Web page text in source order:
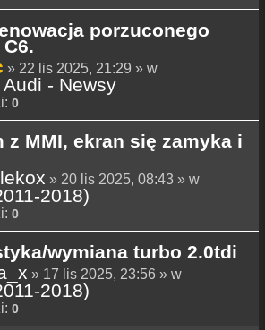
porzuconego
» 22 lis 2025, 21:29 » w
Audi - Newsy
0
z MMI, ekran się zamyka i
» 20 lis 2025, 08:43 » w
2018)
0
wymiana turbo 2.0tdi
» 17 lis 2025, 23:56 » w
2018)
0